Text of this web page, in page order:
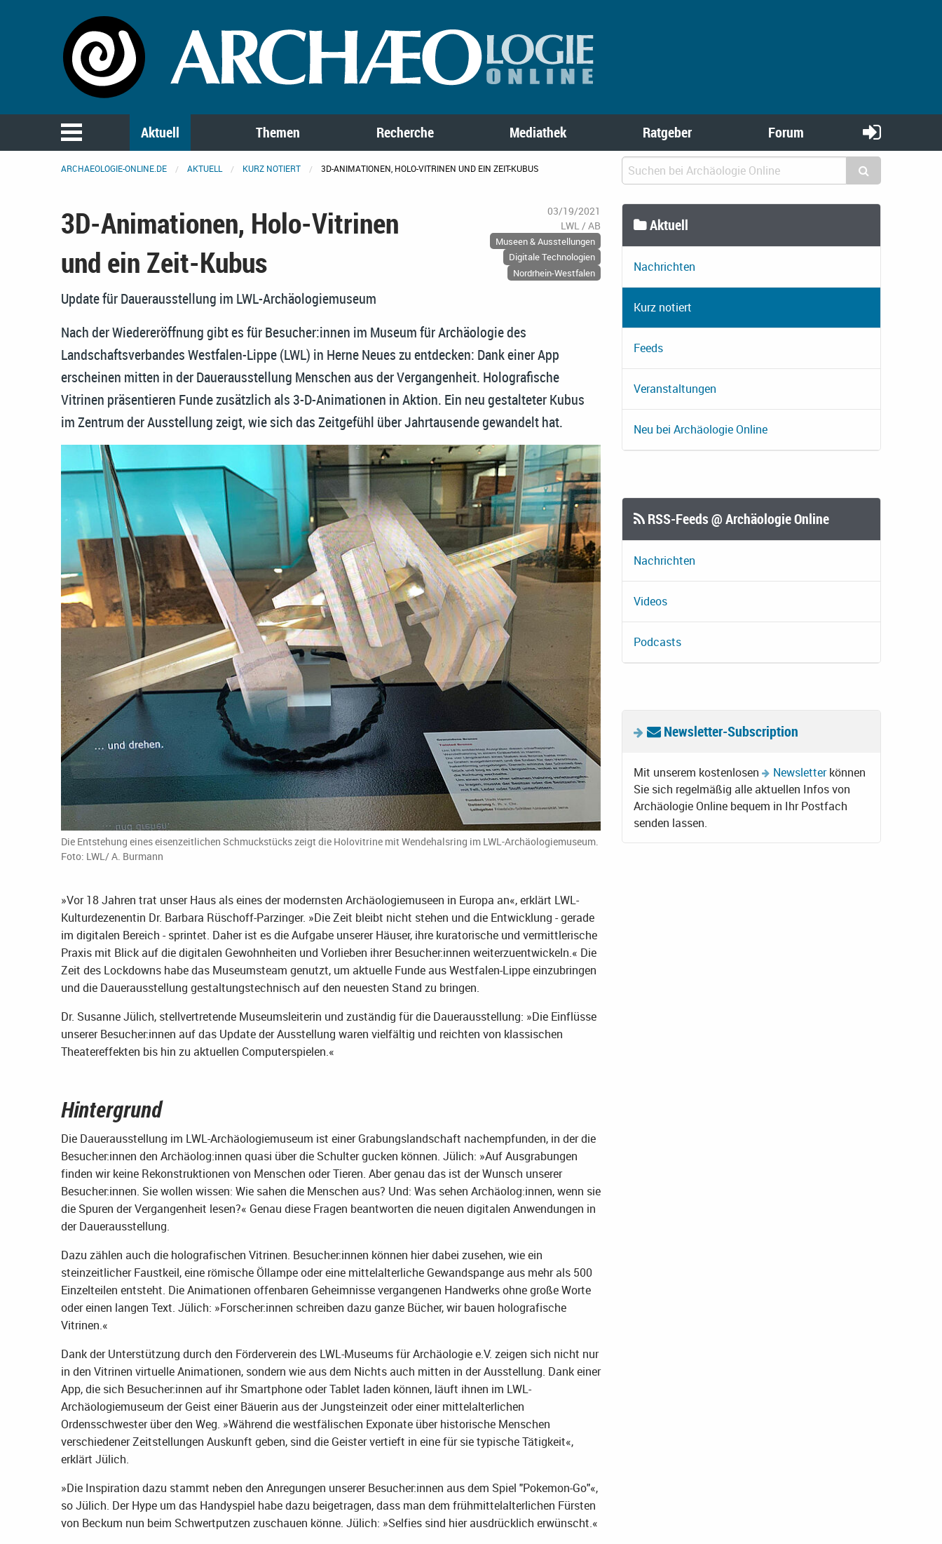
Aktuell Themen Recherche Mediathek Ratgeber Forum
ARCHAEOLOGIE-ONLINE.DE AKTUELL KURZ NOTIERT 3D-ANIMATIONEN, HOLO-VITRINEN UND EIN ZEIT-KUBUS
3D-Animationen, Holo-Vitrinen
und ein Zeit-Kubus
03/19/2021
LWL / AB
Museen & Ausstellungen
Digitale Technologien
Nordrhein-Westfalen
Update für Dauerausstellung im LWL-Archäologiemuseum
Nach der Wiedereröffnung gibt es für Besucher:innen im Museum für Archäologie des
Landschaftsverbandes Westfalen-Lippe (LWL) in Herne Neues zu entdecken: Dank einer App
erscheinen mitten in der Dauerausstellung Menschen aus der Vergangenheit. Holografische
Vitrinen präsentieren Funde zusätzlich als 3-D-Animationen in Aktion. Ein neu gestalteter Kubus
im Zentrum der Ausstellung zeigt, wie sich das Zeitgefühl über Jahrtausende gewandelt hat.
Die Entstehung eines eisenzeitlichen Schmuckstücks zeigt die Holovitrine mit Wendehalsring im LWL-Archäologiemuseum.
Foto: LWL/ A. Burmann
»Vor 18 Jahren trat unser Haus als eines der modernsten Archäologiemuseen in Europa an«, erklärt LWL-
Kulturdezenentin Dr. Barbara Rüschoff-Parzinger. »Die Zeit bleibt nicht stehen und die Entwicklung - gerade
im digitalen Bereich - sprintet. Daher ist es die Aufgabe unserer Häuser, ihre kuratorische und vermittlerische
Praxis mit Blick auf die digitalen Gewohnheiten und Vorlieben ihrer Besucher:innen weiterzuentwickeln.« Die
Zeit des Lockdowns habe das Museumsteam genutzt, um aktuelle Funde aus Westfalen-Lippe einzubringen
und die Dauerausstellung gestaltungstechnisch auf den neuesten Stand zu bringen.
Dr. Susanne Jülich, stellvertretende Museumsleiterin und zuständig für die Dauerausstellung: »Die Einflüsse
unserer Besucher:innen auf das Update der Ausstellung waren vielfältig und reichten von klassischen
Theatereffekten bis hin zu aktuellen Computerspielen.«
Hintergrund
Die Dauerausstellung im LWL-Archäologiemuseum ist einer Grabungslandschaft nachempfunden, in der die
Besucher:innen den Archäolog:innen quasi über die Schulter gucken können. Jülich: »Auf Ausgrabungen
finden wir keine Rekonstruktionen von Menschen oder Tieren. Aber genau das ist der Wunsch unserer
Besucher:innen. Sie wollen wissen: Wie sahen die Menschen aus? Und: Was sehen Archäolog:innen, wenn sie
die Spuren der Vergangenheit lesen?« Genau diese Fragen beantworten die neuen digitalen Anwendungen in
der Dauerausstellung.
Dazu zählen auch die holografischen Vitrinen. Besucher:innen können hier dabei zusehen, wie ein
steinzeitlicher Faustkeil, eine römische Öllampe oder eine mittelalterliche Gewandspange aus mehr als 500
Einzelteilen entsteht. Die Animationen offenbaren Geheimnisse vergangenen Handwerks ohne große Worte
oder einen langen Text. Jülich: »Forscher:innen schreiben dazu ganze Bücher, wir bauen holografische
Vitrinen.«
Dank der Unterstützung durch den Förderverein des LWL-Museums für Archäologie e.V. zeigen sich nicht nur
in den Vitrinen virtuelle Animationen, sondern wie aus dem Nichts auch mitten in der Ausstellung. Dank einer
App, die sich Besucher:innen auf ihr Smartphone oder Tablet laden können, läuft ihnen im LWL-
Archäologiemuseum der Geist einer Bäuerin aus der Jungsteinzeit oder einer mittelalterlichen
Ordensschwester über den Weg. »Während die westfälischen Exponate über historische Menschen
verschiedener Zeitstellungen Auskunft geben, sind die Geister vertieft in eine für sie typische Tätigkeit«,
erklärt Jülich.
»Die Inspiration dazu stammt neben den Anregungen unserer Besucher:innen aus dem Spiel "Pokemon-Go"«,
so Jülich. Der Hype um das Handyspiel habe dazu beigetragen, dass man dem frühmittelalterlichen Fürsten
von Beckum nun beim Schwertputzen zuschauen könne. Jülich: »Selfies sind hier ausdrücklich erwünscht.«
Aktuell
Nachrichten
Kurz notiert
Feeds
Veranstaltungen
Neu bei Archäologie Online
RSS-Feeds @ Archäologie Online
Nachrichten
Videos
Podcasts
Newsletter-Subscription
Mit unserem kostenlosen Newsletterkönnen
Sie sich regelmäßig alle aktuellen Infos von
Archäologie Online bequem in Ihr Postfach
senden lassen.